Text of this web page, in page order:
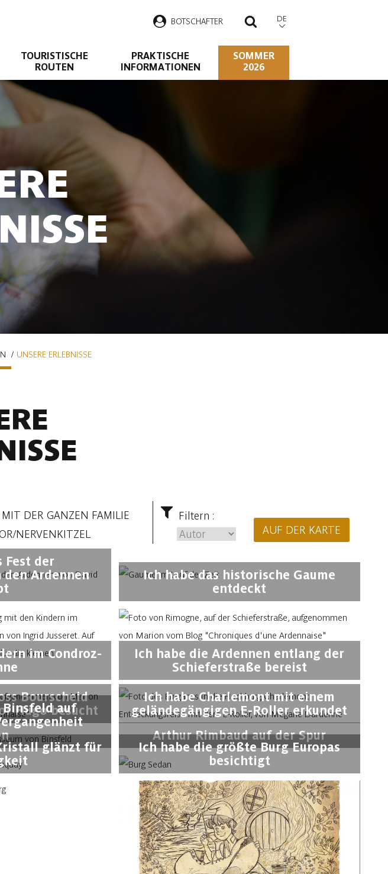
BOTSCHAFTER SUCHEN
DE
TOURISTISCHE
ROUTEN
PRAKTISCHE
INFORMATIONEN
SOMMER
2026
UNSERE ERLEBNISSE
MIT DER GANZEN FAMILIE
NERVENKITZEL
Filtern :
AUF DER KARTE
Fest der
Ardennen
Ich habe das historische Gaume
entdeckt
im Condroz-
Ich habe die Ardennen entlang der
Schieferstraße bereist
Bourscheid
Hugo besucht
Ich habe Charlemont mit einem
geländegängigen E-Roller erkundet
Binsfeld auf
Arthur Rimbaud auf der Spur
glänzt für
Ich habe die größte Burg Europas
besichtigt